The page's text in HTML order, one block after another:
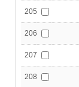
205
206
207
208